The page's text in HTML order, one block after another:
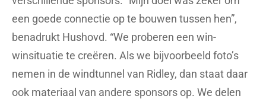
een goede connectie op te bouwen tussen hen”,
benadrukt Hushovd. “We proberen een win-
winsituatie te creëren. Als we bijvoorbeeld foto’s
nemen in de windtunnel van Ridley, dan staat daar
ook materiaal van andere sponsors op. We delen